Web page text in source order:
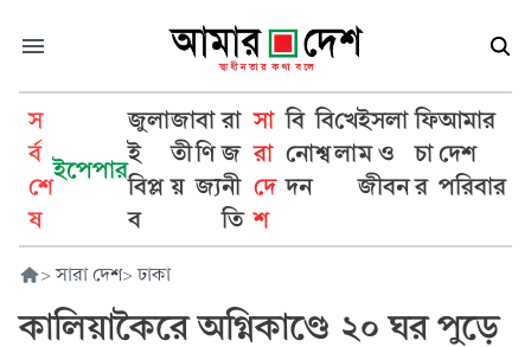
স
র্ব
শে
ষ
ইপেপার
জুলা
ই
বিপ্ল
ব
জা
তী
য়
বা
ণি
জ্য
রা
জ
নী
তি
সা
রা
দে
শ
বি
নো
দন
বি
শ্ব
খে
লা
ইসলা
ম ও
জীবন
ফি
চা
র
আমার
দেশ
পরিবার
> সারা দেশ> ঢাকা
কালিয়াকৈরে অগ্নিকাণ্ডে ২০ ঘর পুড়ে